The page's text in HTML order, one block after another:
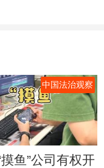
中国法治观察
摸鱼”公司有权开